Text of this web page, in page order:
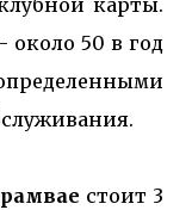
карты.
50 в год
стоит 3